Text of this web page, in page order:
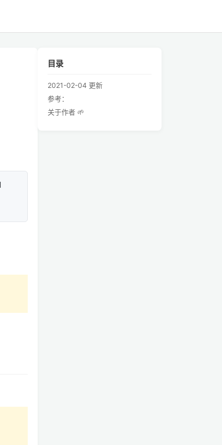
目录
2021-02-04 更新
参考：
关于作者 🌱